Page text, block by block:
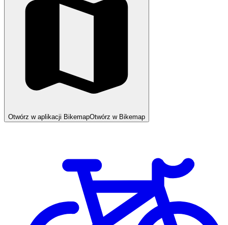
Otwórz w aplikacji BikemapOtwórz w Bikemap